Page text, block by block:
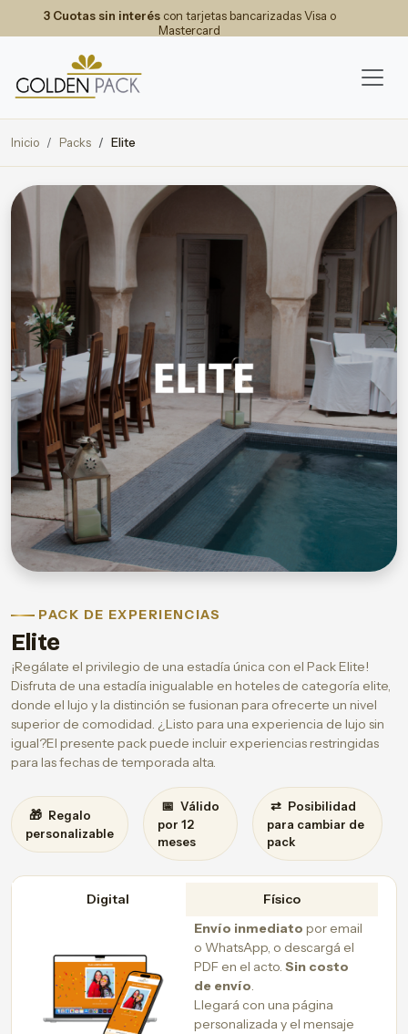
3 Cuotas sin interéscon tarjetas bancarizadas Visa o
Mastercard
Inicio Packs Elite
PACK DE EXPERIENCIAS
Elite
¡Regálate el privilegio de una estadía única con el Pack Elite!
Disfruta de una estadía inigualable en hoteles de categoría elite,
donde el lujo y la distinción se fusionan para ofrecerte un nivel
superior de comodidad. ¿Listo para una experiencia de lujo sin
igual?El presente pack puede incluir experiencias restringidas
para las fechas de temporada alta.
🎁 Regalo
personalizable
📅 Válido
por 12
meses
⇄ Posibilidad
para cambiar de
pack
Digital
Físico
Envío inmediato por email
o WhatsApp, o descargá el
PDF en el acto. Sin costo
de envío.
Llegará con una página
personalizada y el mensaje